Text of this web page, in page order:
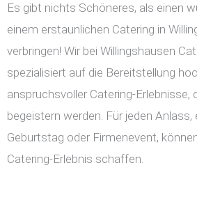
Es gibt nichts Schöneres, als einen
einem erstaunlichen Catering in
verbringen! Wir bei Willingshausen
spezialisiert auf die Bereitstellung
anspruchsvoller Catering-Erlebnisse,
begeistern werden. Für jeden
Geburtstag oder Firmenevent,
Catering-Erlebnis schaffen.